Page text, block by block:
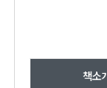
책소